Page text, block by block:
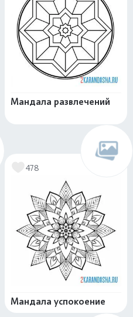
Мандала развлечений
478
Мандала успокоение